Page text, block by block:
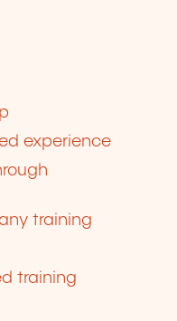
experience
training
training